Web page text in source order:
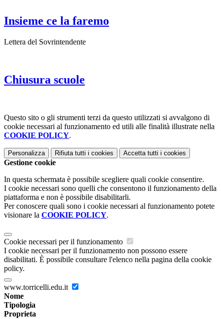
Insieme ce la faremo
Lettera del Sovrintendente
Chiusura scuole
Questo sito o gli strumenti terzi da questo utilizzati si avvalgono di
cookie necessari al funzionamento ed utili alle finalità illustrate nella
COOKIE POLICY.
Personalizza Rifiuta tutti i cookies Accetta tutti i cookies
Gestione cookie
In questa schermata è possibile scegliere quali cookie consentire.
I cookie necessari sono quelli che consentono il funzionamento della
piattaforma e non è possibile disabilitarli.
Per conoscere quali sono i cookie necessari al funzionamento potete
visionare la COOKIE POLICY.
Cookie necessari per il funzionamento
I cookie necessari per il funzionamento non possono essere
disabilitati. È possibile consultare l'elenco nella pagina della cookie
policy.
www.torricelli.edu.it
Nome
Tipologia
Proprieta